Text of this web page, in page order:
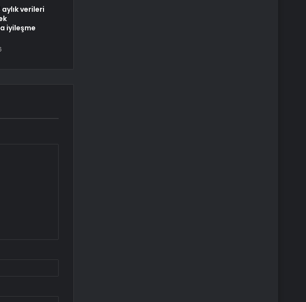
aylık verileri
iyileşme